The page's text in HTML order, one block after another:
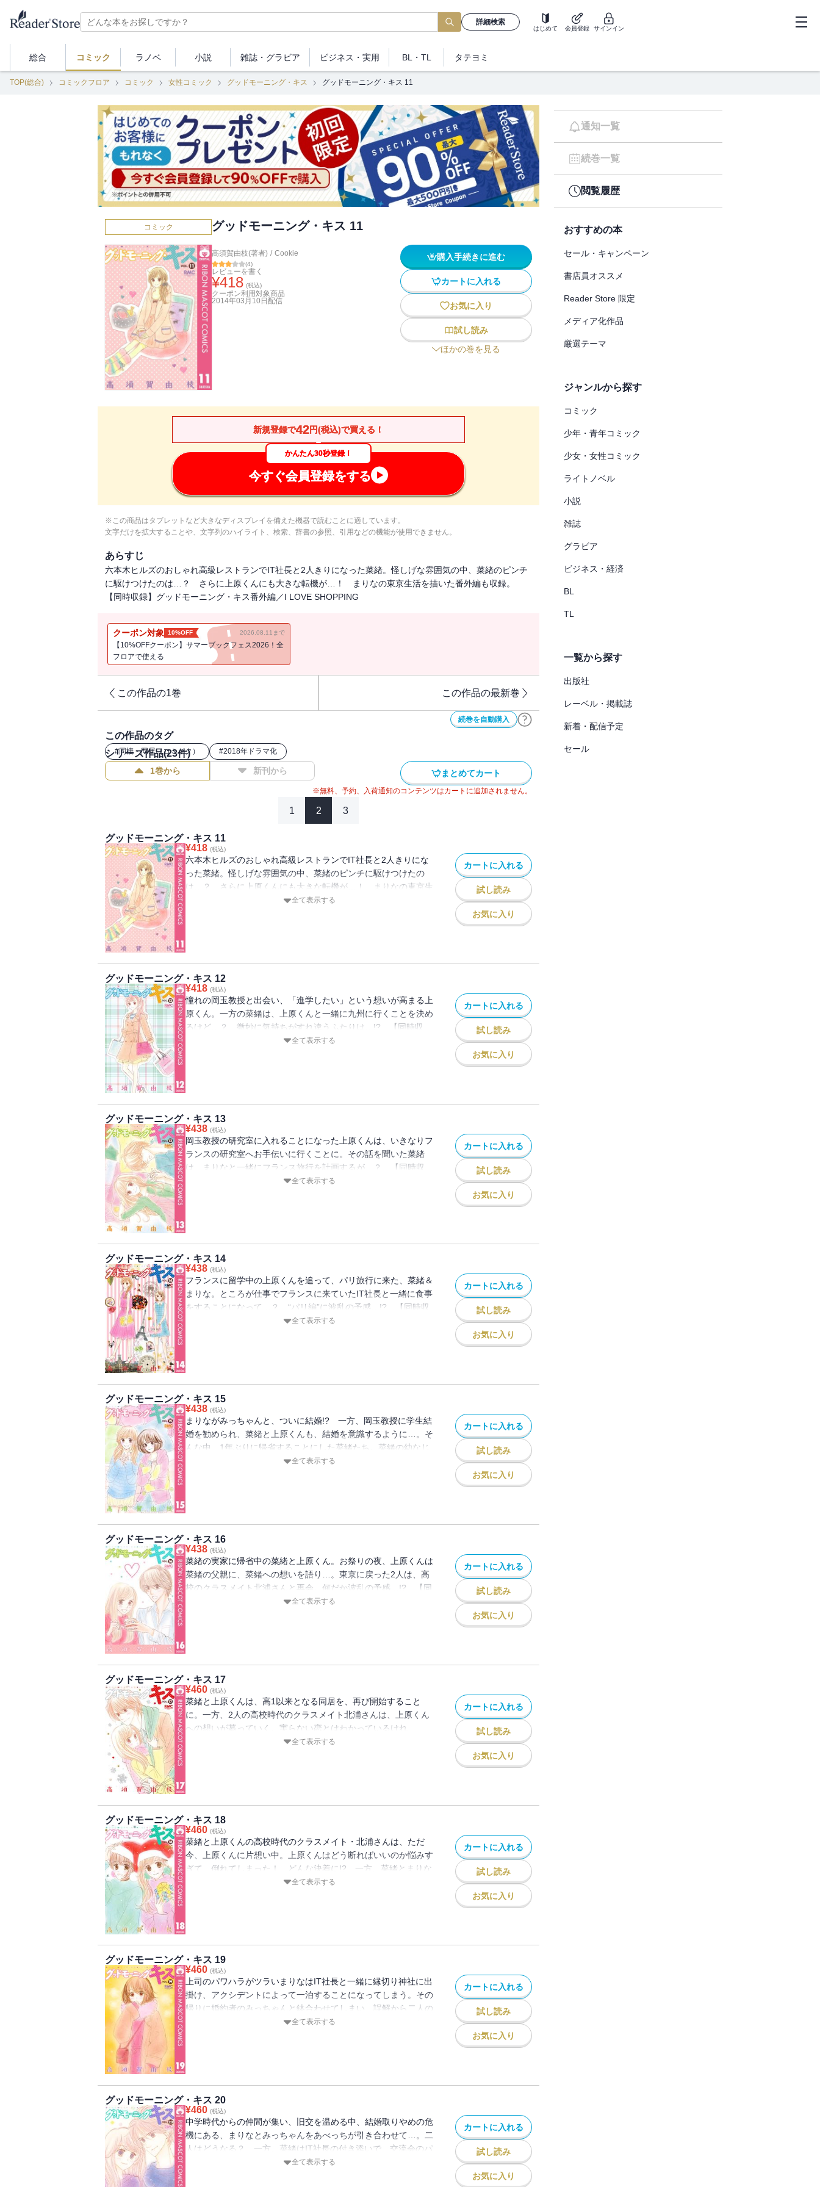
詳細検索
はじめて 会員登録 サインイン
総合 コミック ラノベ 小説 雑誌・ グラビア ビジネス ・実用 BL・TL タテヨミ
TOP(総合) コミックフロア コミック 女性コミック グッドモーニング・キス グッドモーニング・キス 11
コミック グッドモーニング・キス 11
高須賀由枝(著者) / Cookie
(4)
レビューを書く
¥418 (税込)
クーポン利用対象商品
2014年03月10日 配信
購入手続きに進む
カートに入れる
お気に入り
試し読み
ほかの巻を見る
新規登録で42円(税込)で買える！
かんたん30秒登録！
今すぐ会員登録をする
※この商品はタブレットなど大きなディスプレイを備えた機器で読むことに適しています。
文字だけを拡大することや、文字列のハイライト、検索、辞書の参照、引用などの機能が使用できません。
あらすじ
六本木ヒルズのおしゃれ高級レストランでIT社長と2人きりになった菜緒。怪しげな雰囲気の中、菜緒のピンチ
に駆けつけたのは…？ さらに上原くんにも大きな転機が…！ まりなの東京生活を描いた番外編も収録。
【同時収録】グッドモーニング・キス番外編／I LOVE SHOPPING
クーポン対象 10%OFF 2026.08.11まで
【10%OFFクーポン】サマーブックフェス2026！全
フロアで使える
この作品の1巻 この作品の最新巻
続巻を自動購入
この作品のタグ
#同棲・同居（コミック） #2018年ドラマ化
シリーズ作品(23件)
1巻から 新刊から まとめてカート
※無料、予約、入荷通知のコンテンツはカートに追加されません。
1 2 3
グッドモーニング・キス 11
¥418 (税込)
六本木ヒルズのおしゃれ高級レストランでIT社長と2人きりにな
った菜緒。怪しげな雰囲気の中、菜緒のピンチに駆けつけたの
は…？ さらに上原くんにも大きな転機が…！ まりなの東京生
活を描いた番外編も収録。 【同時収録】グッドモーニング・キ
全て表示する
カートに入れる
試し読み
お気に入り
グッドモーニング・キス 12
¥418 (税込)
憧れの岡玉教授と出会い、「進学したい」という想いが高まる上
原くん。一方の菜緒は、上原くんと一緒に九州に行くことを決め
るけど…？ 微妙に気持ちがすれ違うふたりは…!? 【同時収
全て表示する
カートに入れる
試し読み
お気に入り
グッドモーニング・キス 13
¥438 (税込)
岡玉教授の研究室に入れることになった上原くんは、いきなりフ
ランスの研究室へお手伝いに行くことに。その話を聞いた菜緒
は、まりなと一緒にフランス旅行を計画するが…？ 【同時収
全て表示する
カートに入れる
試し読み
お気に入り
グッドモーニング・キス 14
¥438 (税込)
フランスに留学中の上原くんを追って、パリ旅行に来た、菜緒＆
まりな。ところが仕事でフランスに来ていたIT社長と一緒に食事
をすることになって…？ “パリ編”に波乱の予感…!? 【同時収
全て表示する
カートに入れる
試し読み
お気に入り
グッドモーニング・キス 15
¥438 (税込)
まりながみっちゃんと、ついに結婚!? 一方、岡玉教授に学生結
婚を勧められ、菜緒と上原くんも、結婚を意識するように…。そ
んな中、1年ぶりに帰省することにした菜緒たち。菜緒の幼なじ
み・大ちゃんも登場して…!? 【同時収録】ドラマ「グッドモー
全て表示する
カートに入れる
試し読み
お気に入り
グッドモーニング・キス 16
¥438 (税込)
菜緒の実家に帰省中の菜緒と上原くん。お祭りの夜、上原くんは
菜緒の父親に、菜緒への想いを語り…。東京に戻った2人は、高
校のクラスメイト北浦さんと再会。何だか波乱の予感…!? 【同
時収録】グッドモーニング・キス 番外編
全て表示する
カートに入れる
試し読み
お気に入り
グッドモーニング・キス 17
¥460 (税込)
菜緒と上原くんは、高1以来となる同居を、再び開始すること
に。一方、2人の高校時代のクラスメイト北浦さんは、上原くん
への想いが募っていく。実らない恋とはわかっているけれ
ど…!? 【同時収録】ドラマ「グッドモーニング・コール our
全て表示する
カートに入れる
試し読み
お気に入り
グッドモーニング・キス 18
¥460 (税込)
菜緒と上原くんの高校時代のクラスメイト・北浦さんは、ただ
今、上原くんに片想い中。上原くんはどう断ればいいのか悩みす
ぎて、倒れてしまった！ どんな決着に!? 一方、菜緒とまりな
全て表示する
カートに入れる
試し読み
お気に入り
グッドモーニング・キス 19
¥460 (税込)
上司のパワハラがツラいまりなはIT社長と一緒に縁切り神社に出
掛け、アクシデントによって一泊することになってしまう。その
帰りに婚約者のみっちゃんと鉢合わせてしまい、誤解から二人の
全て表示する
カートに入れる
試し読み
お気に入り
グッドモーニング・キス 20
¥460 (税込)
中学時代からの仲間が集い、旧交を温める中、結婚取りやめの危
機にある、まりなとみっちゃんをあべっちが引き合わせて…。二
人はどうなる？ 一方、菜緒はIT社長の付き添いで、交流会のパ
ーティーに行くことになり…！全て表示する
カートに入れる
試し読み
お気に入り
通知一覧
続巻一覧
閲覧履歴
おすすめの本
セール・キャンペーン
書店員オススメ
Reader Store 限定
メディア化作品
厳選テーマ
ジャンルから探す
コミック
少年・青年コミック
少女・女性コミック
ライトノベル
小説
雑誌
グラビア
ビジネス・経済
BL
TL
一覧から探す
出版社
レーベル・掲載誌
新着・配信予定
セール